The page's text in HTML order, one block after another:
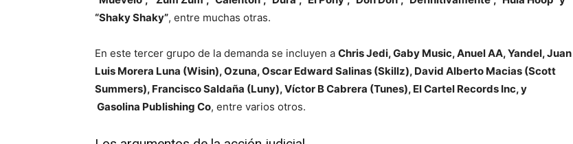
“Shaky Shaky”, entre muchas otras.
En este tercer grupo de la demanda se incluyen a Chris Jedi, Gaby Music, Anuel AA, Yandel, Juan
Luis Morera Luna (Wisin), Ozuna, Oscar Edward Salinas (Skillz), David Alberto Macias (Scott
Summers), Francisco Saldaña (Luny), Víctor B Cabrera (Tunes), El Cartel Records Inc, y
Gasolina Publishing Co, entre varios otros.